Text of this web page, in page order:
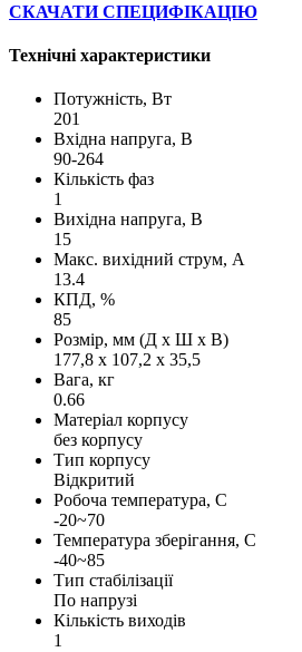
СКАЧАТИ СПЕЦИФІКАЦІЮ
Технічні характеристики
Потужність, Вт
201
Вхідна напруга, В
90-264
Кількість фаз
1
Вихідна напруга, В
15
Макс. вихідний струм, А
13.4
КПД, %
85
Розмір, мм (Д х Ш х В)
177,8 х 107,2 х 35,5
Вага, кг
0.66
Матеріал корпусу
без корпусу
Тип корпусу
Відкритий
Робоча температура, С
-20~70
Температура зберігання, С
-40~85
Тип стабілізації
По напрузі
Кількість виходів
1